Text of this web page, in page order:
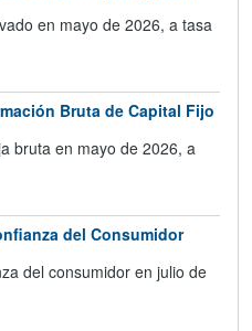
en mayo de 2026, a tasa
Bruta de Capital Fijo
bruta en mayo de 2026, a
del Consumidor
del consumidor en julio de